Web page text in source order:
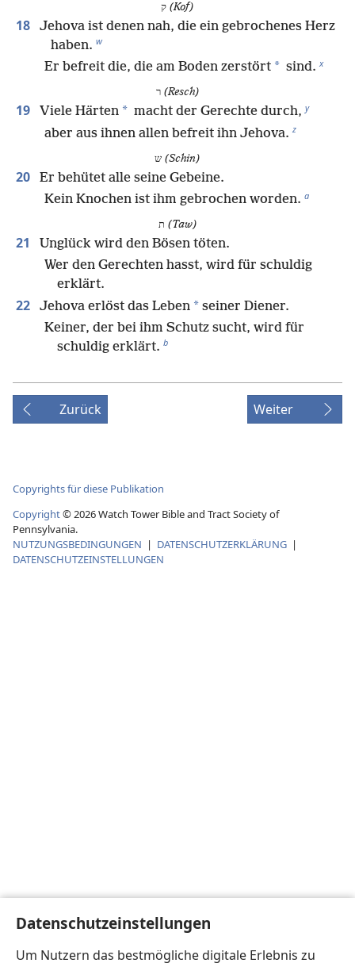
Datenschutzeinstellungen
Um Nutzern das bestmögliche digitale Erlebnis zu
(Kof)
18
Jehova ist denen nah, die ein gebrochenes Herz
haben. w
Er befreit die, die am Boden zerstört * sind. x
ר (Resch)
19 Viele Härten * macht der Gerechte durch, y
aber aus ihnen allen befreit ihn Jehova. z
(Schin)
20
Er behütet alle seine Gebeine.
Kein Knochen ist ihm gebrochen worden. a
(Taw)
21
Unglück wird den Bösen töten.
Wer den Gerechten hasst, wird für schuldig
erklärt.
22 Jehova erlöst das Leben * seiner Diener.
Keiner, der bei ihm Schutz sucht, wird für
schuldig erklärt. b
Zurück Weiter
Copyrights für diese Publikation
Copyright©2026Watch Tower Bible and Tract Society of
Pennsylvania.
NUTZUNGSBEDINGUNGEN | DATENSCHUTZERKLÄRUNG |
DATENSCHUTZEINSTELLUNGEN